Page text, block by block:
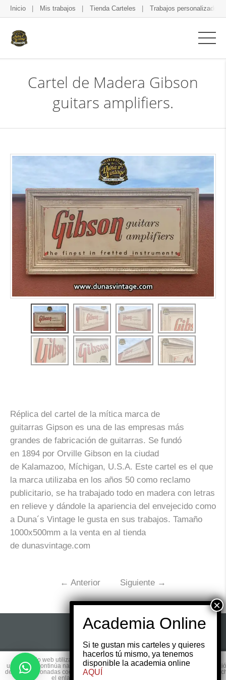
Inicio Mis trabajos Tienda Carteles Trabajos personalizados
Cartel de Madera Gibson
guitars amplifiers.
Réplica del cartel de la mítica marca de
guitarras Gipson es una de las empresas más
grandes de fabricación de guitarras. Se fundó
en 1894 por Orville Gibson en la ciudad
de Kalamazoo, Míchigan, U.S.A. Este cartel es el que
la marca utilizaba en los años 50 como reclamo
publicitario, se ha trabajado todo en madera con letras
en relieve y dándole la apariencia del envejecido como
a Duna´s Vintage le gusta en sus trabajos. Tamaño
1000x500mm a la venta en al tienda
de dunasvintage.com
← Anterior Siguiente →
© 2017 Copyright byWebsmedia.com All rights
Este sitio web utiliza cookies para que usted tenga la mejor experiencia de
usuario. Si continúa navegando está dando su consentimiento para la
de las mencionadas cookies y la aceptación de nuestra
,
el enlace para mayor información.
Si te gustan mis carteles y quieres
hacerlos tú mismo, ya tenemos
disponible la academia online
AQUÍ